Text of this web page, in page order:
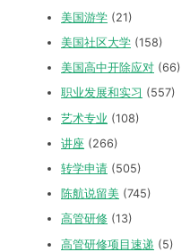
美国游学 (21)
美国社区大学 (158)
美国高中开除应对 (66)
职业发展和实习 (557)
艺术专业 (108)
讲座 (266)
转学申请 (505)
陈航说留美 (745)
高管研修 (13)
高管研修项目速递 (5)